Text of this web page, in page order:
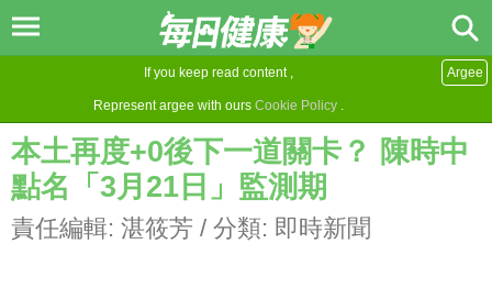
If you keep read content ,
Represent argee with ours Cookie Policy .
Argee
本土再度+0後下一道關卡？ 陳時中
點名「3月21日」監測期
責任編輯: 湛筱芳 / 分類: 即時新聞